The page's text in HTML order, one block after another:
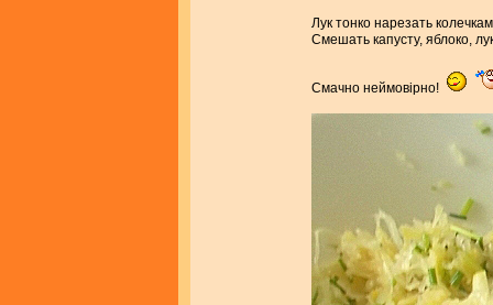
Лук тонко нарезать
Смешать капусту, яблоко,
Смачно неймовiрно!